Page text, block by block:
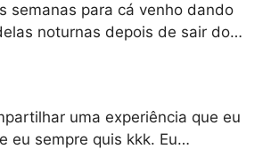
semanas para cá venho dando
noturnas depois de sair do…
uma experiência que eu
eu sempre quis kkk. Eu…